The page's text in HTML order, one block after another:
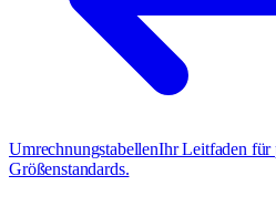
UmrechnungstabellenIhr Leitfaden für
Größenstandards.